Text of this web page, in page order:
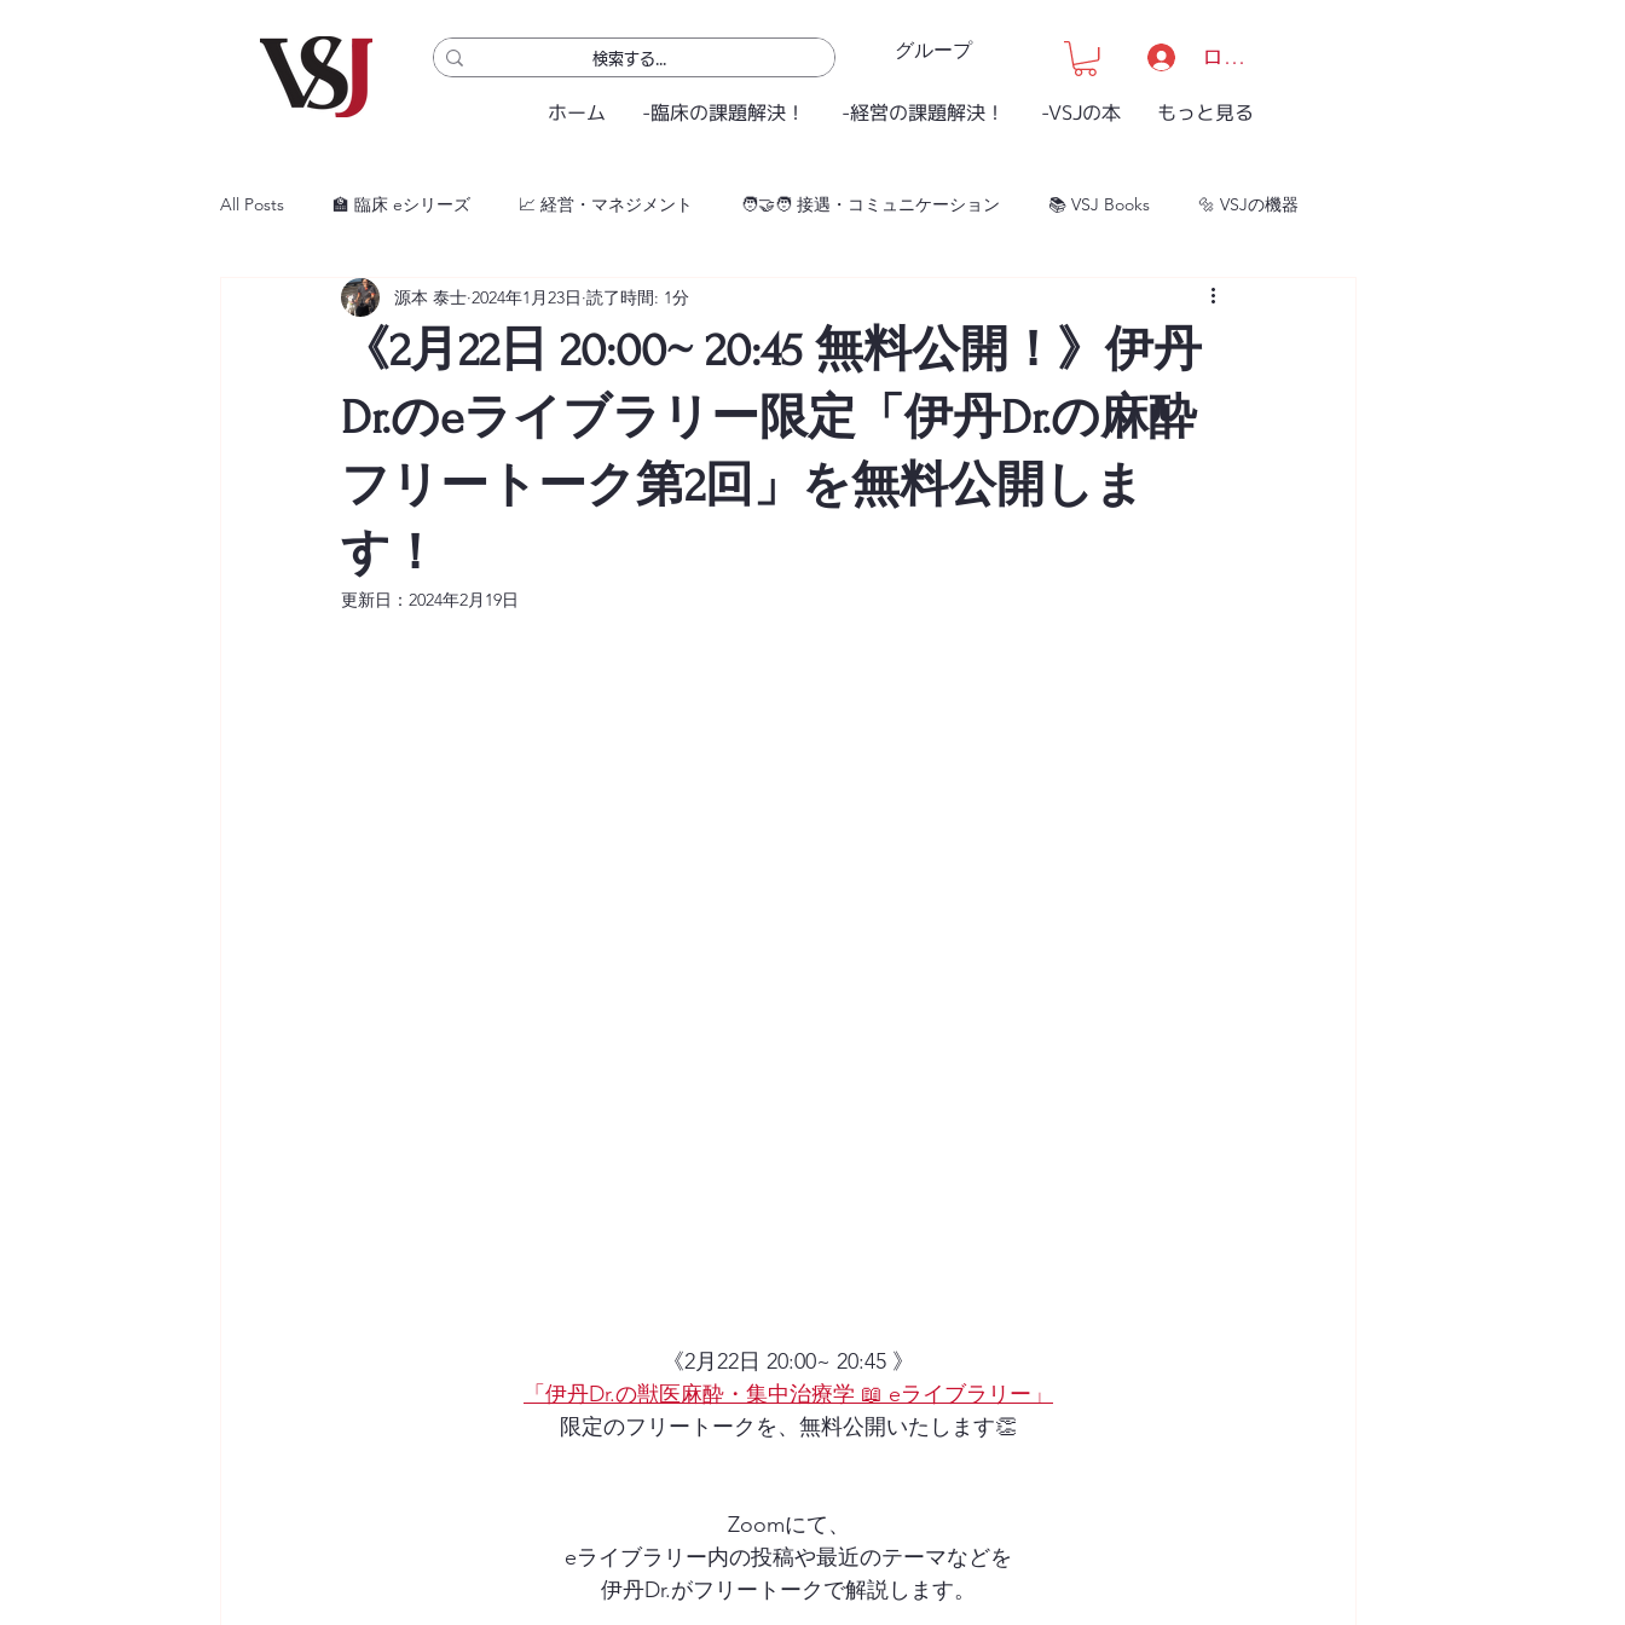
グループ ログイン/登録
ホーム -臨床の課題解決！ -経営の課題解決！ -VSJの本 もっと見る
All Posts 🏫 臨床 eシリーズ 📈 経営・マネジメント 🧑‍🤝‍🧑 接遇・コミュニケーション 📚 VSJ Books 🔩 VSJの機器
🎓ジェネラリストプログラム 🧪 eラボ 👩‍🏫 eクラス
《2月22日 20:00~ 20:45 無料公開！》伊丹
Dr.のeライブラリー限定「伊丹Dr.の麻酔
フリートーク第2回」を無料公開しま
す！
源本 泰士 2024年1月23日 読了時間: 1分
更新日： 2024年2月19日
《2月22日 20:00~ 20:45 》
「伊丹Dr.の獣医麻酔・集中治療学 📖 eライブラリー」
限定のフリートークを、無料公開いたします👏
Zoomにて、
eライブラリー内の投稿や最近のテーマなどを
伊丹Dr.がフリートークで解説します。